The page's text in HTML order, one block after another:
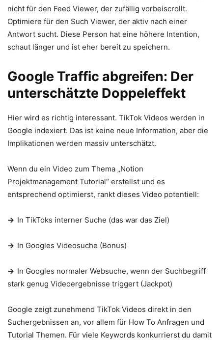
nicht für den Feed Viewer, der zufällig vorbeiscrollt.
Optimiere für den Such Viewer, der aktiv nach einer
Antwort sucht. Diese Person hat eine höhere Intention,
schaut länger und ist eher bereit zu speichern.
Google Traffic abgreifen: Der
unterschätzte Doppeleffekt
Hier wird es richtig interessant. TikTok Videos werden in
Google indexiert. Das ist keine neue Information, aber die
Implikationen werden massiv unterschätzt.
Wenn du ein Video zum Thema „Notion
Projektmanagement Tutorial“ erstellst und es
entsprechend optimierst, rankt dieses Video potentiell:
→ In TikToks interner Suche (das war das Ziel)
→ In Googles Videosuche (Bonus)
→ In Googles normaler Websuche, wenn der Suchbegriff
stark genug Videoergebnisse triggert (Jackpot)
Google zeigt zunehmend TikTok Videos direkt in den
Suchergebnissen an, vor allem für How To Anfragen und
Tutorial Themen. Für viele Keywords konkurrierst du damit